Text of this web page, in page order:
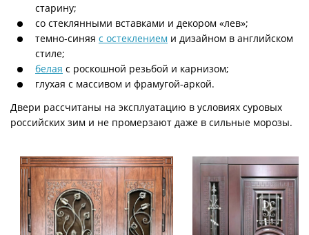
старину;
со стеклянными вставками и декором «лев»;
темно-синяя с остеклением и дизайном в английском
стиле;
белая с роскошной резьбой и карнизом;
глухая с массивом и фрамугой-аркой.
Двери рассчитаны на эксплуатацию в условиях суровых
российских зим и не промерзают даже в сильные морозы.